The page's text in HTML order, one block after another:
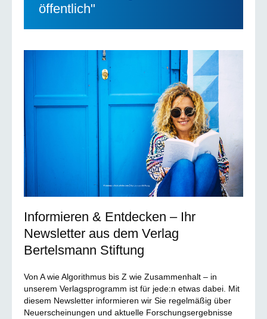
öffentlich"
Informieren & Entdecken – Ihr
Newsletter aus dem Verlag
Bertelsmann Stiftung
Von A wie Algorithmus bis Z wie Zusammenhalt – in
unserem Verlagsprogramm ist für jede:n etwas dabei. Mit
diesem Newsletter informieren wir Sie regelmäßig über
Neuerscheinungen und aktuelle Forschungsergebnisse